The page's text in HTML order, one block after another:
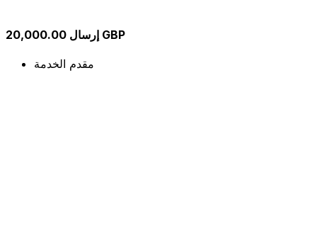
إرسال 20,000.00 GBP
مقدم الخدمة